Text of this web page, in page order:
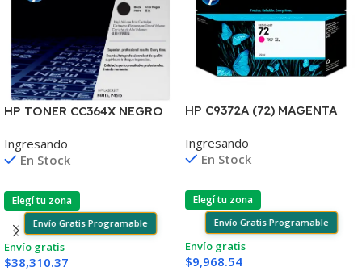
HP TONER CC364X NEGRO
COPIAS
Ingresando
En Stock
Elegí tu zona
Envío Gratis Programable
Envío gratis
$38,310.37
HP C9372A (72) MAGENTA
790 130ML UK
Ingresando
En Stock
Elegí tu zona
Envío Gratis Programable
Envío gratis
$9,968.54